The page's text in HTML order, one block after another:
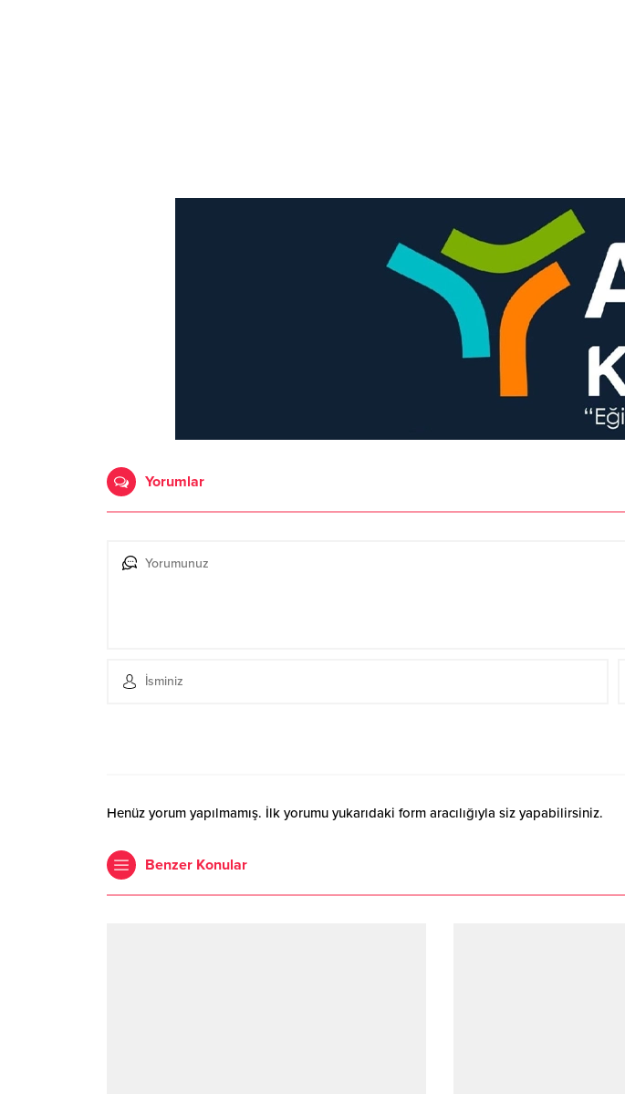
Yorumlar
Henüz yorum yapılmamış. İlk yorumu yukarıdaki form aracılığıyla siz yapabilirsiniz.
Benzer Konular